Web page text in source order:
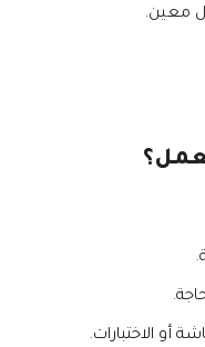
معين.
أو الاختبارات.